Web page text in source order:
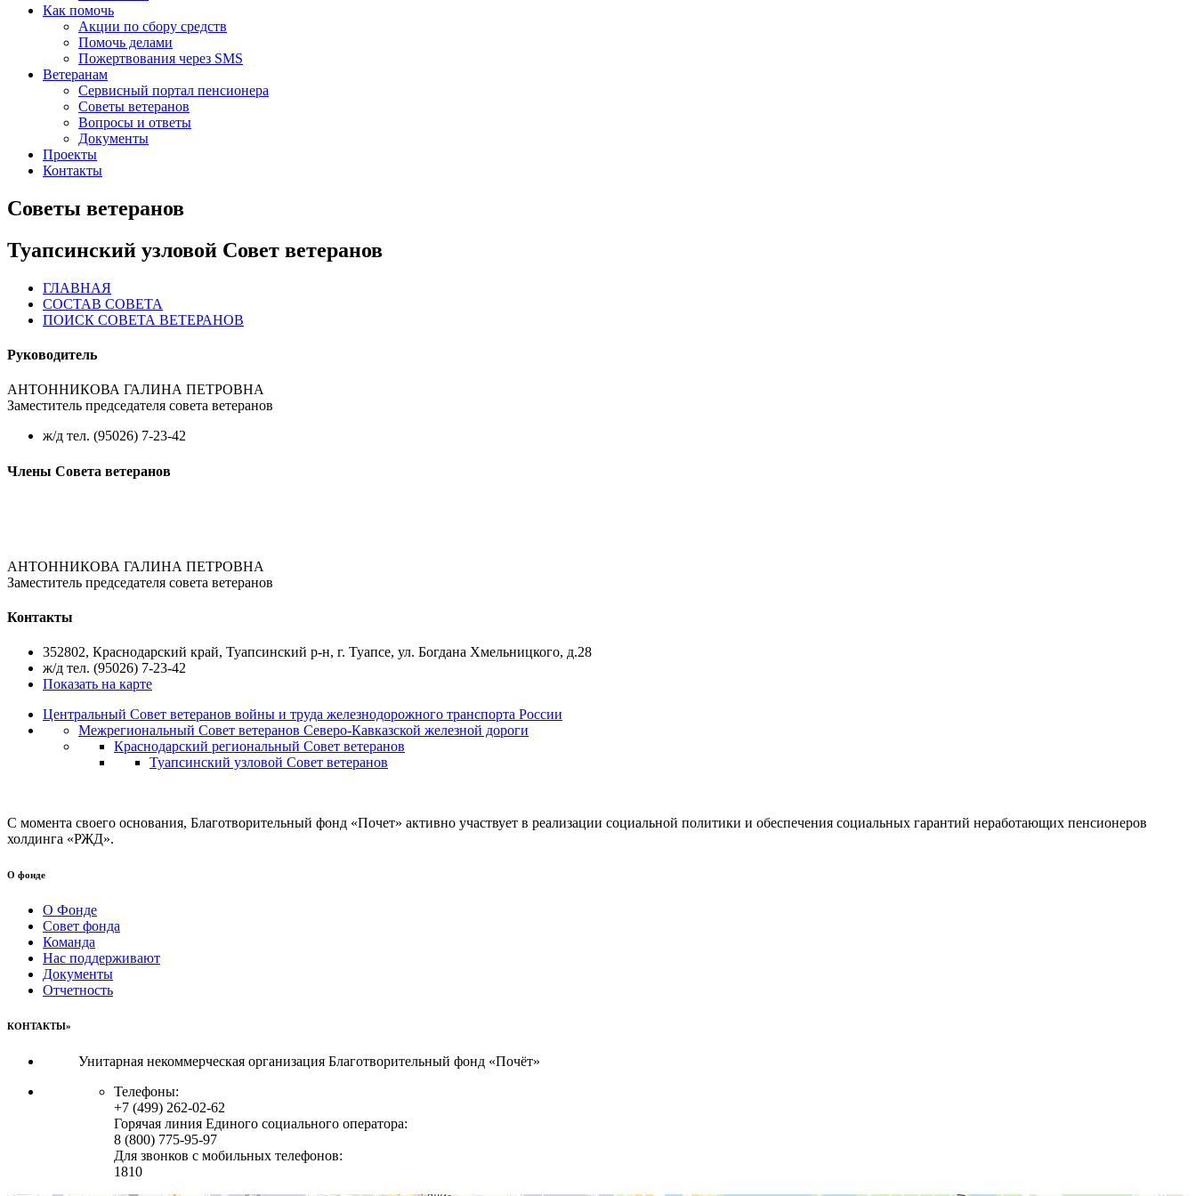
Как помочь
Акции по сбору средств
Помочь делами
Пожертвования через SMS
Ветеранам
Сервисный портал пенсионера
Советы ветеранов
Вопросы и ответы
Документы
Проекты
Контакты
Советы ветеранов
Туапсинский узловой Совет ветеранов
ГЛАВНАЯ
СОСТАВ СОВЕТА
ПОИСК СОВЕТА ВЕТЕРАНОВ
Руководитель
АНТОННИКОВА ГАЛИНА ПЕТРОВНА
Заместитель председателя совета ветеранов
ж/д тел. (95026) 7-23-42
Члены Совета ветеранов
АНТОННИКОВА ГАЛИНА ПЕТРОВНА
Заместитель председателя совета ветеранов
Контакты
352802, Краснодарский край, Туапсинский р-н, г. Туапсе, ул. Богдана Хмельницкого, д.28
ж/д тел. (95026) 7-23-42
Показать на карте
Центральный Совет ветеранов войны и труда железнодорожного транспорта России
Межрегиональный Совет ветеранов Северо-Кавказской железной дороги
Краснодарский региональный Совет ветеранов
Туапсинский узловой Совет ветеранов
С момента своего основания, Благотворительный фонд «Почет» активно участвует в реализации социальной политики и обеспечения социальных гарантий неработающих пенсионеров
холдинга «РЖД».
О фонде
О Фонде
Совет фонда
Команда
Нас поддерживают
Документы
Отчетность
КОНТАКТЫ»
Унитарная некоммерческая организация Благотворительный фонд «Почёт»
Телефоны:
+7 (499) 262-02-62
Горячая линия Единого социального оператора:
8 (800) 775-95-97
Для звонков с мобильных телефонов:
1810